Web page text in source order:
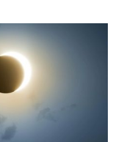
die Zuggeschwindigkeit der
abgeschätzt
gibt es eine
So sehen Sie genau,
Schneefall zu rechnen ist bzw.
Niederschlagsfront.